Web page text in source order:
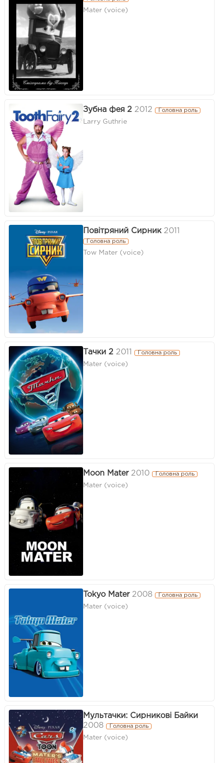
Mater (voice)
Зубна фея 2 2012 Головна роль
Larry Guthrie
Повітряний Сирник 2011
Головна роль
Tow Mater (voice)
Тачки 2 2011 Головна роль
Mater (voice)
Moon Mater 2010 Головна роль
Mater (voice)
Tokyo Mater 2008 Головна роль
Mater (voice)
Мультачки: Сирникові Байки
2008
Головна роль
Mater (voice)